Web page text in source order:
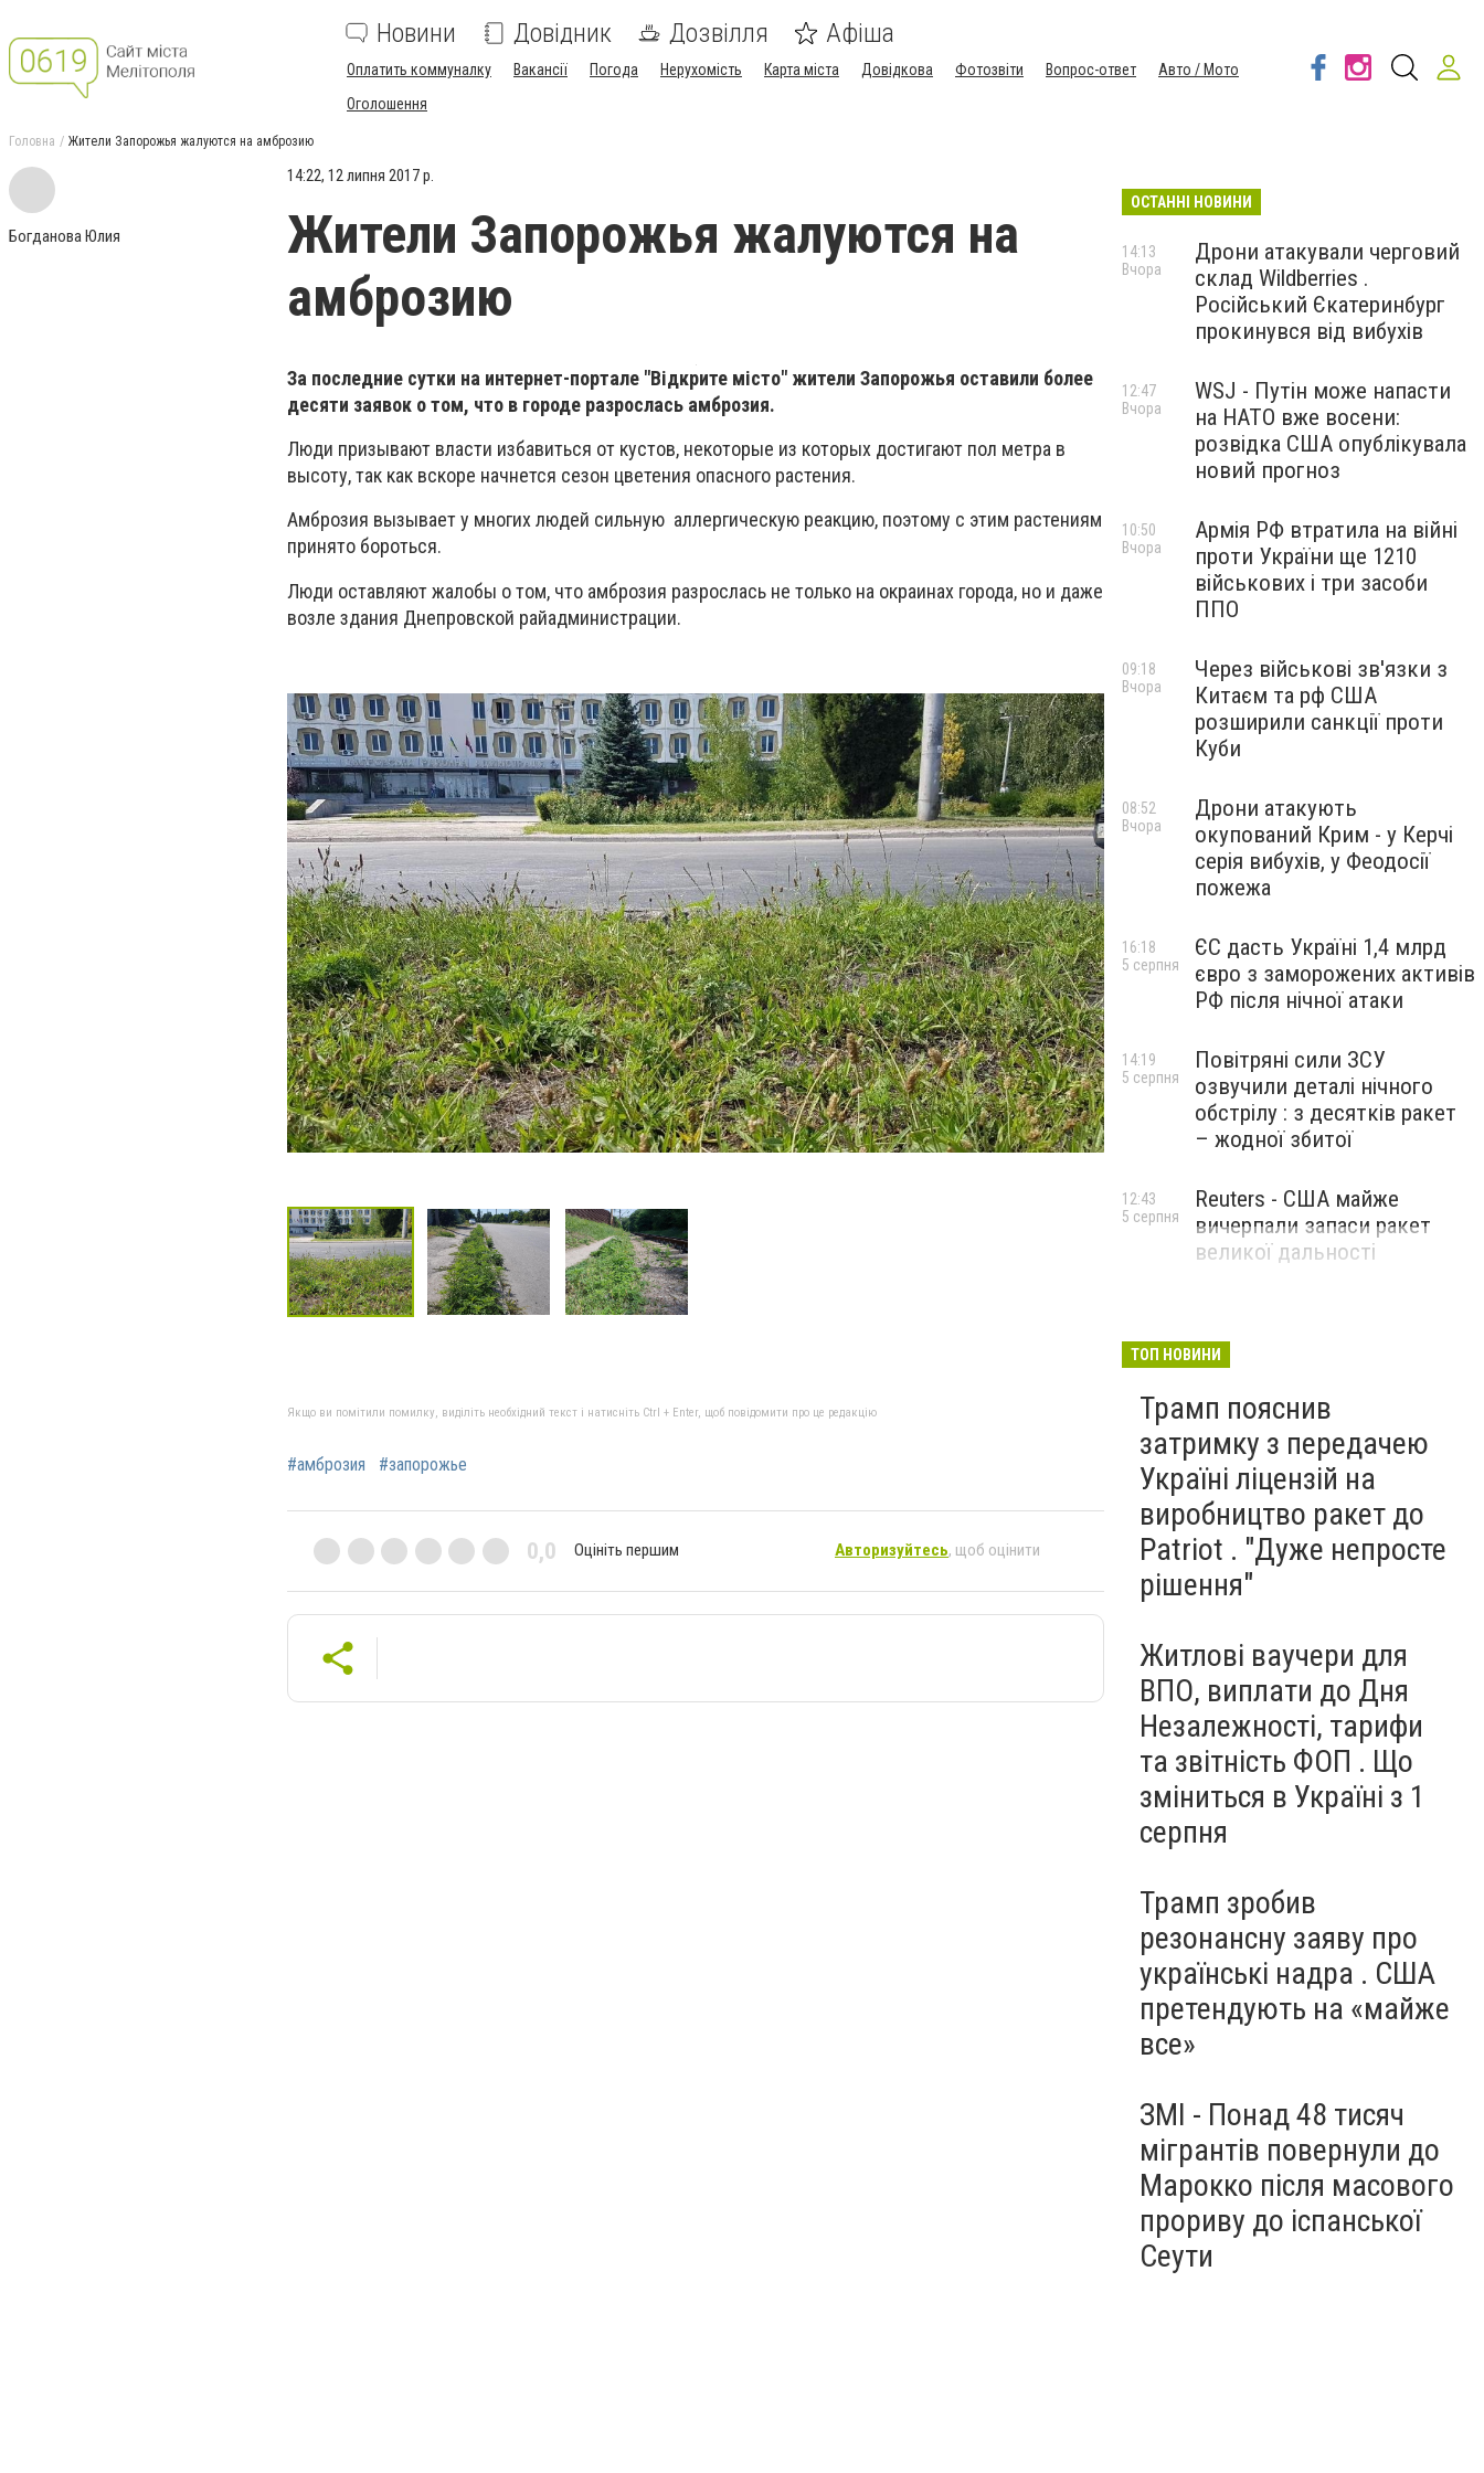
Новини Довідник Дозвілля Афіша
Оплатить коммуналку Вакансії Погода Нерухомість Карта міста Довідкова Фотозвіти Вопрос-ответ
Авто / Мото
Оголошення
Головна Жители Запорожья жалуются на амброзию
Богданова Юлия
14:22, 12 липня 2017 р.
Жители Запорожья жалуются на
амброзию
За последние сутки на интернет-портале "Відкрите місто" жители Запорожья оставили более
десяти заявок о том, что в городе разрослась амброзия.
Люди призывают власти избавиться от кустов, некоторые из которых достигают пол метра в
высоту, так как вскоре начнется сезон цветения опасного растения.
Амброзия вызывает у многих людей сильную аллергическую реакцию, поэтому с этим растениям
принято бороться.
Люди оставляют жалобы о том, что амброзия разрослась не только на окраинах города, но и даже
возле здания Днепровской райадминистрации.
Якщо ви помітили помилку, виділіть необхідний текст і натисніть Ctrl + Enter, щоб повідомити про це редакцію
#амброзия #запорожье
0,0 Оцініть першим Авторизуйтесь, щоб оцінити
ОСТАННІ НОВИНИ
Дрони атакували черговий
склад Wildberries .
Російський Єкатеринбург
прокинувся від вибухів
14:13
Вчора
WSJ - Путін може напасти
на НАТО вже восени:
розвідка США опублікувала
новий прогноз
12:47
Вчора
Армія РФ втратила на війні
проти України ще 1210
військових і три засоби
ППО
10:50
Вчора
Через військові зв'язки з
Китаєм та рф США
розширили санкції проти
Куби
09:18
Вчора
Дрони атакують
окупований Крим - у Керчі
серія вибухів, у Феодосії
пожежа
08:52
Вчора
ЄС дасть Україні 1,4 млрд
євро з заморожених активів
РФ після нічної атаки
16:18
5 серпня
Повітряні сили ЗСУ
озвучили деталі нічного
обстрілу : з десятків ракет
– жодної збитої
14:19
5 серпня
Reuters - США майже
вичерпали запаси ракет
великої дальності
12:43
5 серпня
ТОП НОВИНИ
Трамп пояснив
затримку з передачею
Україні ліцензій на
виробництво ракет до
Patriot . "Дуже непросте
рішення"
Житлові ваучери для
ВПО, виплати до Дня
Незалежності, тарифи
та звітність ФОП . Що
зміниться в Україні з 1
серпня
Трамп зробив
резонансну заяву про
українські надра . США
претендують на «майже
все»
ЗМІ - Понад 48 тисяч
мігрантів повернули до
Марокко після масового
прориву до іспанської
Сеути